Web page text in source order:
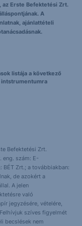
az Erste Befektetési Zrt.
A
ajánlattételi
listája a következő
intstrumentumra
Befektetési Zrt.
eng. szám: E-
Zrt.; a továbbiakban:
de azokért a
A jelen
való
jegyzésére, vételére,
szíves figyelmét
becslések nem